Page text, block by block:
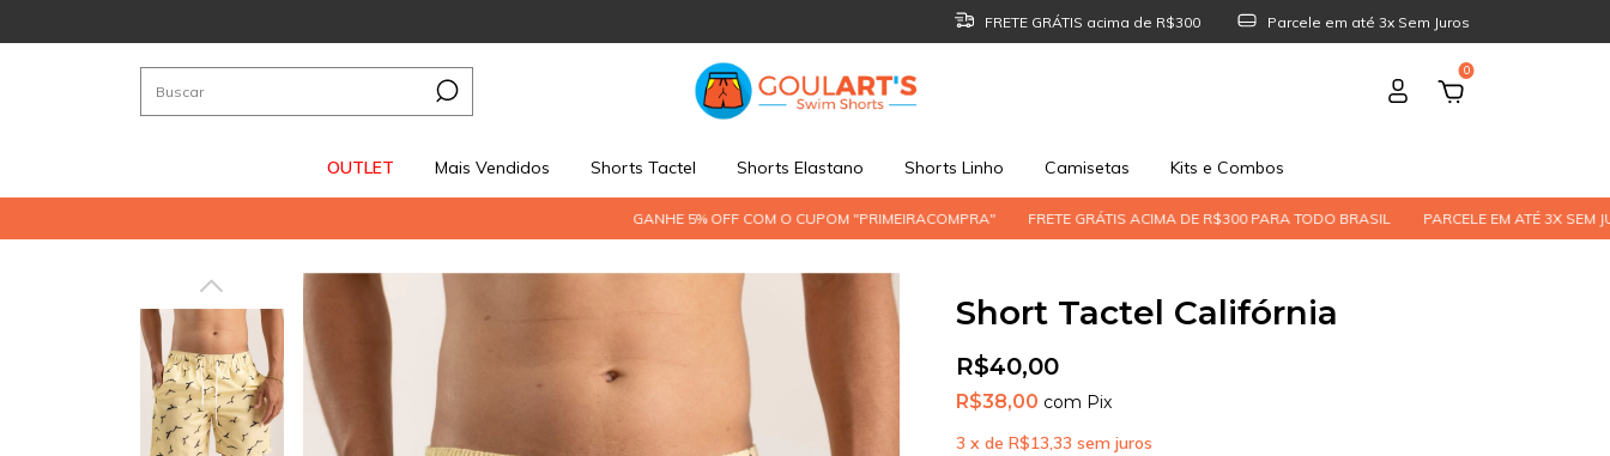
FRETE GRÁTIS acima de R$300 Parcele em até 3x Sem Juros
0
OUTLET Mais Vendidos Shorts Tactel Shorts Elastano Shorts Linho Camisetas Kits e Combos
GANHE 5% OFF COM O CUPOM "PRIMEIRACOMPRA" FRETE GRÁTIS ACIMA DE R$300 PARA TODO BRASIL PARCELE EM ATÉ 3X SEM JUROS | PIX
Short Tactel Califórnia
R$40,00
R$38,00 com Pix
3 x de R$13,33 sem juros